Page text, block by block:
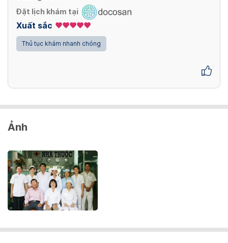
Xem thêm
Xem thêm
Đo khúc xạ máy
33,000 VND
Xem thêm
Máu lắng (PP thủ công)
44,000 VND
Đặt lịch khám tại
Xuất sắc
Thủ tục khám nhanh chóng
Ảnh